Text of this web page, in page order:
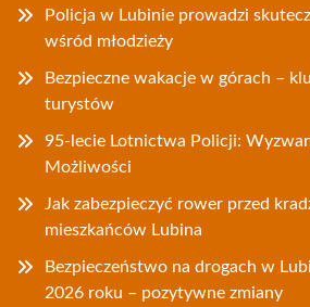
Policja w Lubinie prowadzi
wśród młodzieży
Bezpieczne wakacje w górach –
turystów
95-lecie Lotnictwa Policji:
Możliwości
Jak zabezpieczyć rower przed
mieszkańców Lubina
Bezpieczeństwo na drogach w
2026 roku – pozytywne zmiany